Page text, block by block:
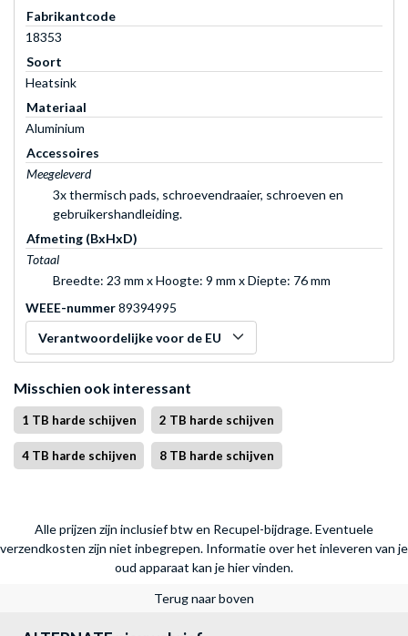
Fabrikantcode
18353
Soort
Heatsink
Materiaal
Aluminium
Accessoires
Meegeleverd
3x thermisch pads, schroevendraaier, schroeven en
gebruikershandleiding.
Afmeting (BxHxD)
Totaal
Breedte: 23 mm x Hoogte: 9 mm x Diepte: 76 mm
WEEE-nummer89394995
Verantwoordelijke voor de EU
Misschien ook interessant
1 TB harde schijven 2 TB harde schijven
4 TB harde schijven 8 TB harde schijven
Alle prijzen zijn inclusief btw en Recupel-bijdrage. Eventuele
verzendkosten zijn niet inbegrepen. Informatie over het inleveren van je
oud apparaat kan je hier vinden.
Terug naar boven